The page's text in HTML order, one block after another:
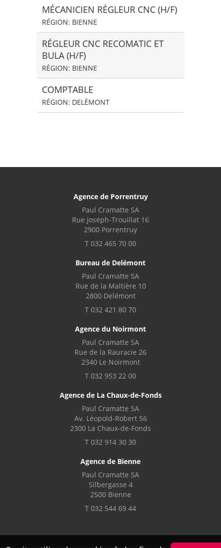
MÉCANICIEN RÉGLEUR CNC (H/F)
RÉGION: BIENNE
RÉGLEUR CNC RECOMATIC ET
BULA (H/F)
RÉGION: BIENNE
COMPTABLE
RÉGION: DELÉMONT
Agence de Porrentruy
Paul Cramatte SA
Rue Joseph-Trouillat 16
2900 Porrentruy
T 032 465 70 00
Bureau de Delémont
Paul Cramatte SA
Rue de la Maltière 10
2800 Delémont
T 032 421 80 70
Agence du Noirmont
Paul Cramatte SA
Rue de la Rauracie 26
2340 Le Noirmont
T 032 953 22 00
Agence de La Chaux-de-Fonds
Paul Cramatte SA
Av. Léopold-Robert 56
2300 La Chaux-de-Fonds
T 032 914 30 30
Agence de Bienne
Paul Cramatte SA
Silbergasse 4
2500 Bienne
T 032 544 69 44